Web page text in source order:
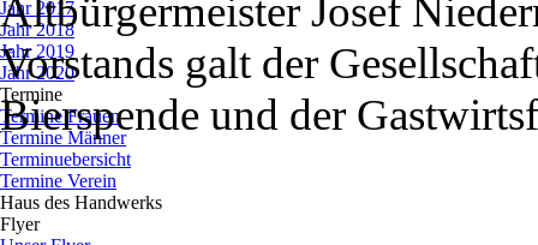
Jahr 2017
Jahr 2018
Jahr 2019
Jahr 2020
Termine
Termine Frauen
Termine Männer
Terminuebersicht
Termine Verein
Haus des Handwerks
Flyer▼
Altbürgermeister Josef
Vorstands galt der
Bierspende und der
Zurück zum Seiteninhalt